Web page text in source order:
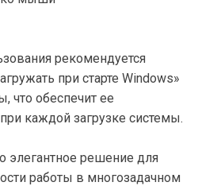
рекомендуется
при старте Windows»
что обеспечит ее
каждой загрузке системы.
элегантное решение для
работы в многозадачном